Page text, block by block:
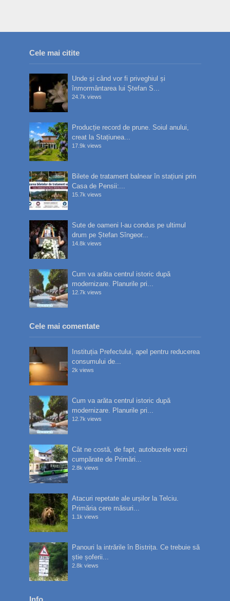
Cele mai citite
Unde și când vor fi priveghiul și
înmormântarea lui Ștefan S...
24.7k views
Producție record de prune. Soiul anului,
creat la Stațiunea...
17.9k views
Bilete de tratament balnear în stațiuni prin
Casa de Pensii:...
15.7k views
Sute de oameni l-au condus pe ultimul
drum pe Ștefan Sîngeor...
14.8k views
Cum va arăta centrul istoric după
modernizare. Planurile pri...
12.7k views
Cele mai comentate
Instituția Prefectului, apel pentru reducerea
consumului de...
2k views
Cum va arăta centrul istoric după
modernizare. Planurile pri...
12.7k views
Cât ne costă, de fapt, autobuzele verzi
cumpărate de Primări...
2.8k views
Atacuri repetate ale urșilor la Telciu.
Primăria cere măsuri...
1.1k views
Panouri la intrările în Bistrița. Ce trebuie să
știe șoferii...
2.8k views
Info